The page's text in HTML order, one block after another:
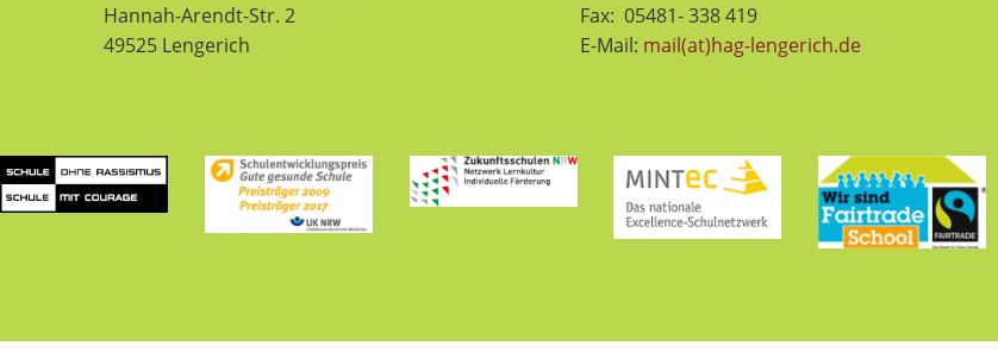
Hannah-Arendt-Str. 2
49525 Lengerich
Fax: 05481- 338 419
E-Mail: mail(at)hag-lengerich.de